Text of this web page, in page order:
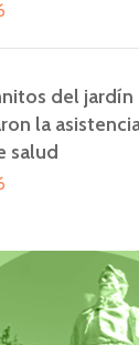
del jardín
la
salud